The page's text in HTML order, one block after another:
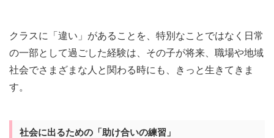
クラスに「違い」があることを、特別なことではなく日常
の一部として過ごした経験は、その子が将来、職場や地域
社会でさまざまな人と関わる時にも、きっと生きてきま
す。
社会に出るための「助け合いの練習」